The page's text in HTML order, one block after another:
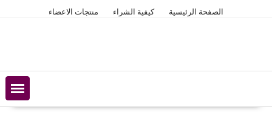
الصفحة الرئيسية كيفية الشراء منتجات الاعضاء